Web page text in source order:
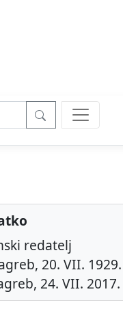
redatelj
20. VII. 1929.
24. VII. 2017.